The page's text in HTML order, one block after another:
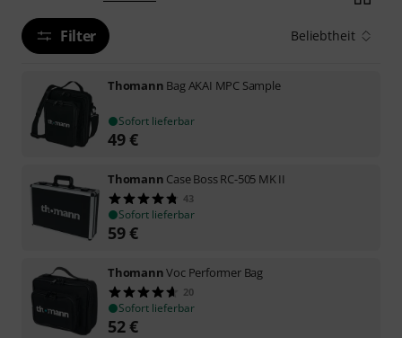
Filter Beliebtheit
Thomann Bag AKAI MPC Sample
Sofort lieferbar
49€
Thomann Case Boss RC-505 MK II
43
Sofort lieferbar
59€
ThomannVoc Performer Bag
20
Sofort lieferbar
52€